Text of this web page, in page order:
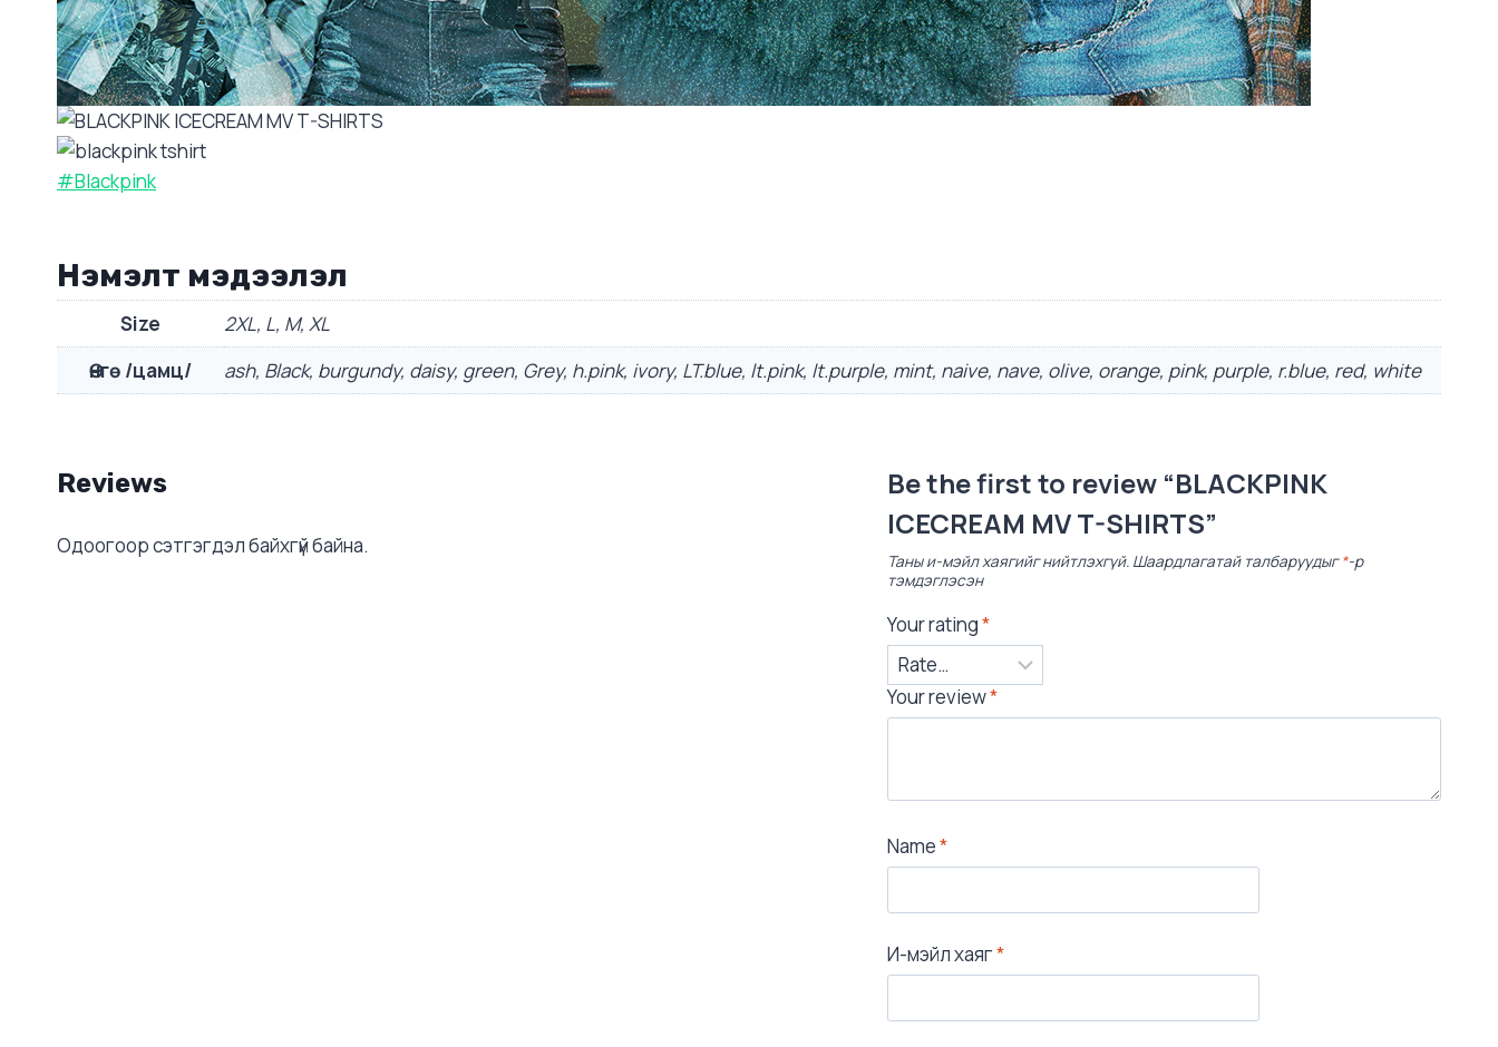
#Blackpink
Нэмэлт мэдээлэл
Size
2XL, L, M, XL
Өнгө /цамц/
ash, Black, burgundy, daisy, green, Grey, h.pink, ivory, LT.blue, lt.pink, lt.purple, mint, naive, nave, olive, orange, pink, purple, r.blue, red, white
Reviews
Одоогоор сэтгэгдэл байхгүй байна.
Be the first to review “BLACKPINK
ICECREAM MV T-SHIRTS”
Таны и-мэйл хаягийг нийтлэхгүй. Шаардлагатай талбаруудыг*-р
тэмдэглэсэн
Your rating*
Your review*
Name*
И-мэйл хаяг*